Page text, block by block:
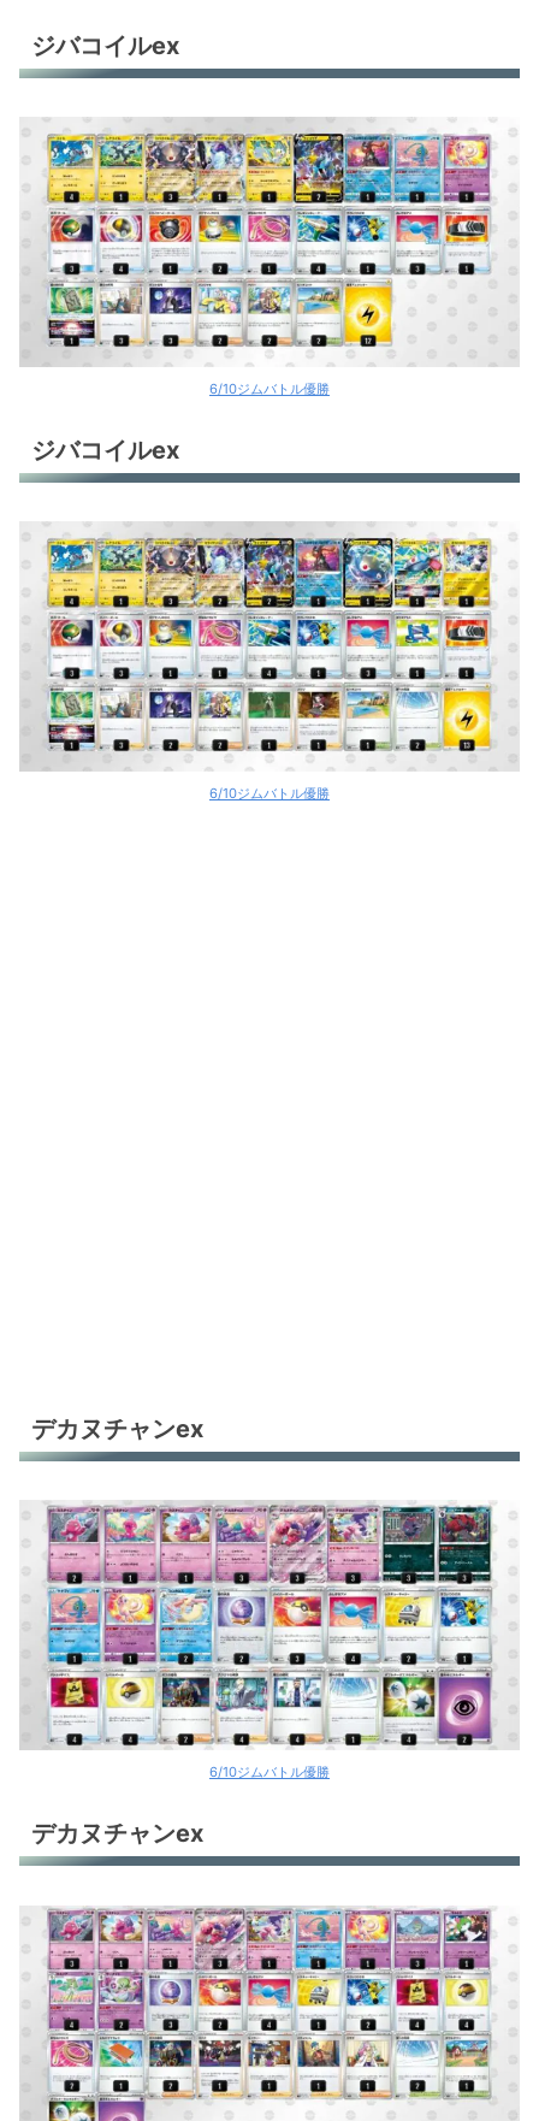
ジバコイルex
6/10ジムバトル優勝
ジバコイルex
6/10ジムバトル優勝
デカヌチャンex
6/10ジムバトル優勝
デカヌチャンex